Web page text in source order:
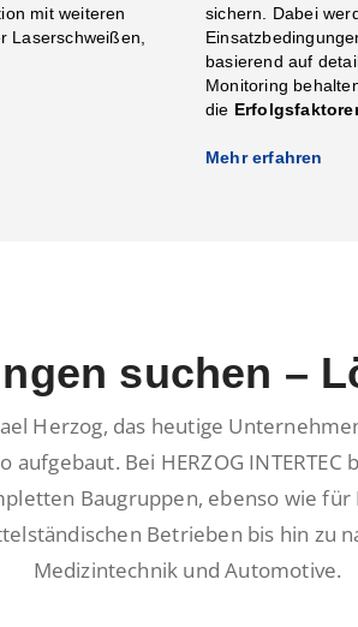
mit weiteren
Laserschweißen,
sichern. Dabei
basierend auf
Monitoring
die
Mehr erfahren
suchen –
Herzog, das heutige
aufgebaut. Bei HERZOG
Baugruppen, ebenso wie für
Betrieben bis hin zu
Medizintechnik und Automotive.